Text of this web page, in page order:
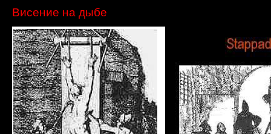
Висение на дыбе